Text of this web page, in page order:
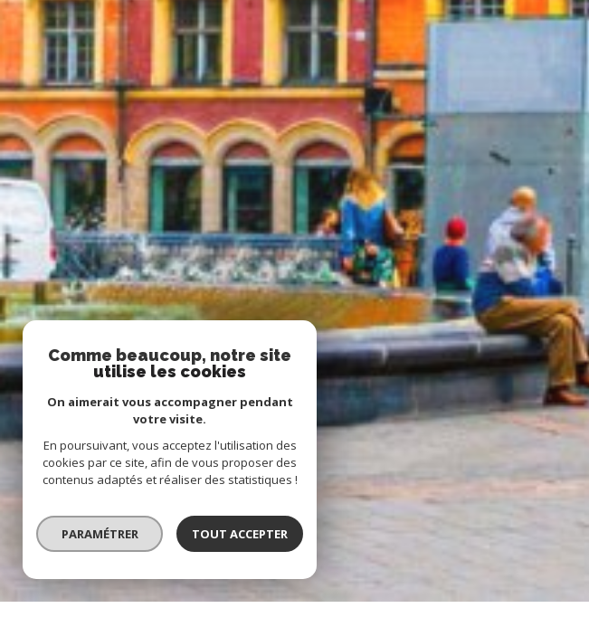
Comme beaucoup, notre site
utilise les cookies
On aimerait vous accompagner pendant
votre visite.
En poursuivant, vous acceptez l'utilisation des
cookies par ce site, afin de vous proposer des
contenus adaptés et réaliser des statistiques !
PARAMÉTRER TOUT ACCEPTER